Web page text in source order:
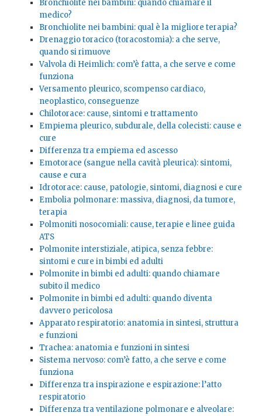
Bronchiolite nei bambini: quando chiamare il
medico?
Bronchiolite nei bambini: qual è la migliore terapia?
Drenaggio toracico (toracostomia): a che serve,
quando si rimuove
Valvola di Heimlich: com’è fatta, a che serve e come
funziona
Versamento pleurico, scompenso cardiaco,
neoplastico, conseguenze
Chilotorace: cause, sintomi e trattamento
Empiema pleurico, subdurale, della colecisti: cause e
cure
Differenza tra empiema ed ascesso
Emotorace (sangue nella cavità pleurica): sintomi,
cause e cura
Idrotorace: cause, patologie, sintomi, diagnosi e cure
Embolia polmonare: massiva, diagnosi, da tumore,
terapia
Polmoniti nosocomiali: cause, terapie e linee guida
ATS
Polmonite interstiziale, atipica, senza febbre:
sintomi e cure in bimbi ed adulti
Polmonite in bimbi ed adulti: quando chiamare
subito il medico
Polmonite in bimbi ed adulti: quando diventa
davvero pericolosa
Apparato respiratorio: anatomia in sintesi, struttura
e funzioni
Trachea: anatomia e funzioni in sintesi
Sistema nervoso: com’è fatto, a che serve e come
funziona
Differenza tra inspirazione e espirazione: l’atto
respiratorio
Differenza tra ventilazione polmonare e alveolare: